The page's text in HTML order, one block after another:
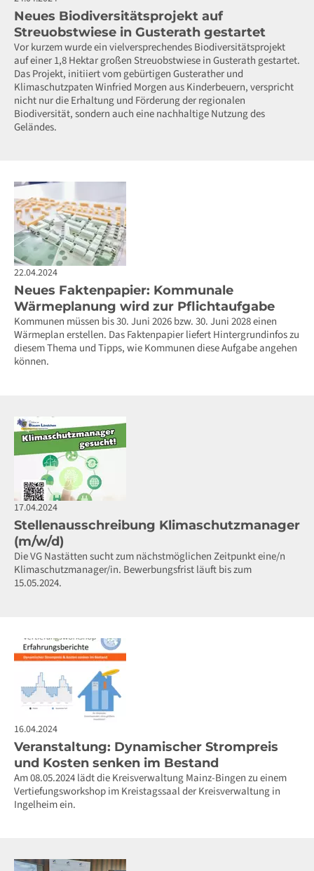
Neues Biodiversitätsprojekt auf
Streuobstwiese in Gusterath gestartet
Vor kurzem wurde ein vielversprechendes Biodiversitätsprojekt
auf einer 1,8 Hektar großen Streuobstwiese in Gusterath gestartet.
Das Projekt, initiiert vom gebürtigen Gusterather und
Klimaschutzpaten Winfried Morgen aus Kinderbeuern, verspricht
nicht nur die Erhaltung und Förderung der regionalen
Biodiversität, sondern auch eine nachhaltige Nutzung des
Geländes.
22.04.2024
Neues Faktenpapier: Kommunale
Wärmeplanung wird zur Pflichtaufgabe
Kommunen müssen bis 30. Juni 2026 bzw. 30. Juni 2028 einen
Wärmeplan erstellen. Das Faktenpapier liefert Hintergrundinfos zu
diesem Thema und Tipps, wie Kommunen diese Aufgabe angehen
können.
17.04.2024
Stellenausschreibung Klimaschutzmanager
(m/w/d)
Die VG Nastätten sucht zum nächstmöglichen Zeitpunkt eine/n
Klimaschutzmanager/in. Bewerbungsfrist läuft bis zum
15.05.2024.
16.04.2024
Veranstaltung: Dynamischer Strompreis
und Kosten senken im Bestand
Am 08.05.2024 lädt die Kreisverwaltung Mainz-Bingen zu einem
Vertiefungsworkshop im Kreistagssaal der Kreisverwaltung in
Ingelheim ein.